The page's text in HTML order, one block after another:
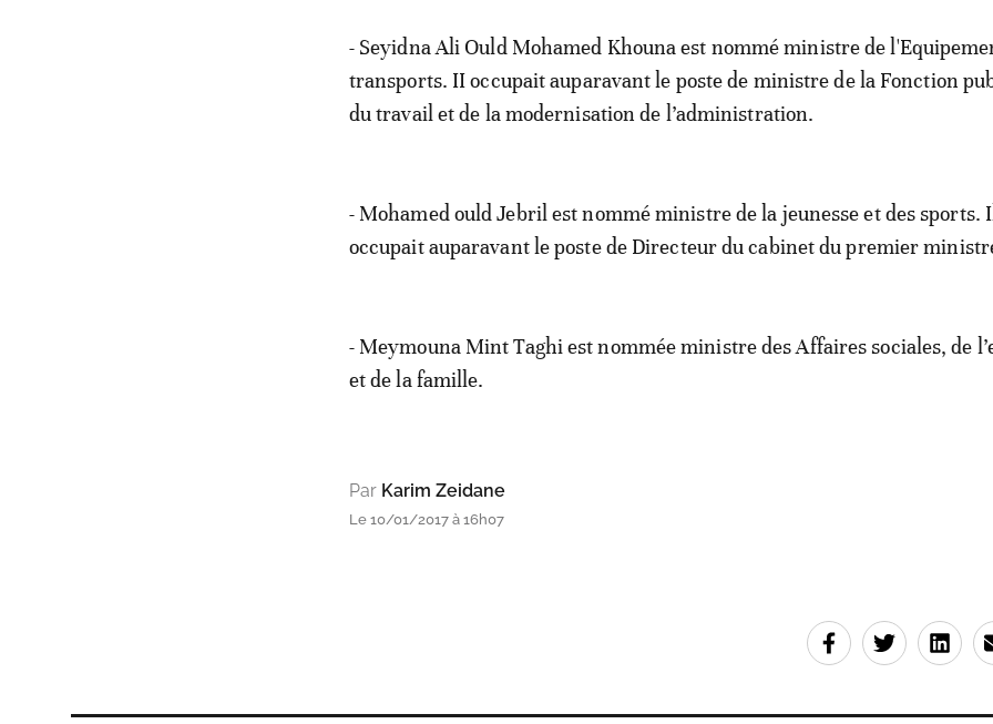
- Seyidna Ali Ould Mohamed Khouna est nommé ministre de
transports. II occupait auparavant le poste de ministre de la Fonction
du travail et de la modernisation de l’administration.
- Mohamed ould Jebril est nommé ministre de la jeunesse et des sports. Il
occupait auparavant le poste de Directeur du cabinet du premier
- Meymouna Mint Taghi est nommée ministre des Affaires sociales, de
et de la famille.
Par Karim Zeidane
Le 10/01/2017 à 16h07